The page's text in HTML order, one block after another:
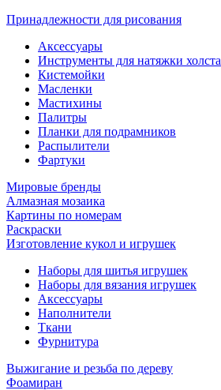
Принадлежности для рисования
Аксессуары
Инструменты для натяжки холста
Кистемойки
Масленки
Мастихины
Палитры
Планки для подрамников
Распылители
Фартуки
Мировые бренды
Алмазная мозаика
Картины по номерам
Раскраски
Изготовление кукол и игрушек
Наборы для шитья игрушек
Наборы для вязания игрушек
Аксессуары
Наполнители
Ткани
Фурнитура
Выжигание и резьба по дереву
Фоамиран